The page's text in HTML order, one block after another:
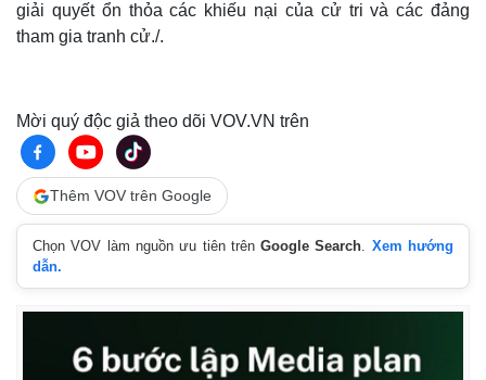
Khởi nghiệp
Tiêu dùng
giải quyết ổn thỏa các khiếu nại của cử tri và các đảng
tham gia tranh cử./.
Mời quý độc giả theo dõi VOV.VN trên
Thêm VOV trên Google
Chọn VOV làm nguồn ưu tiên trênGoogle Search. Xem hướng
dẫn.